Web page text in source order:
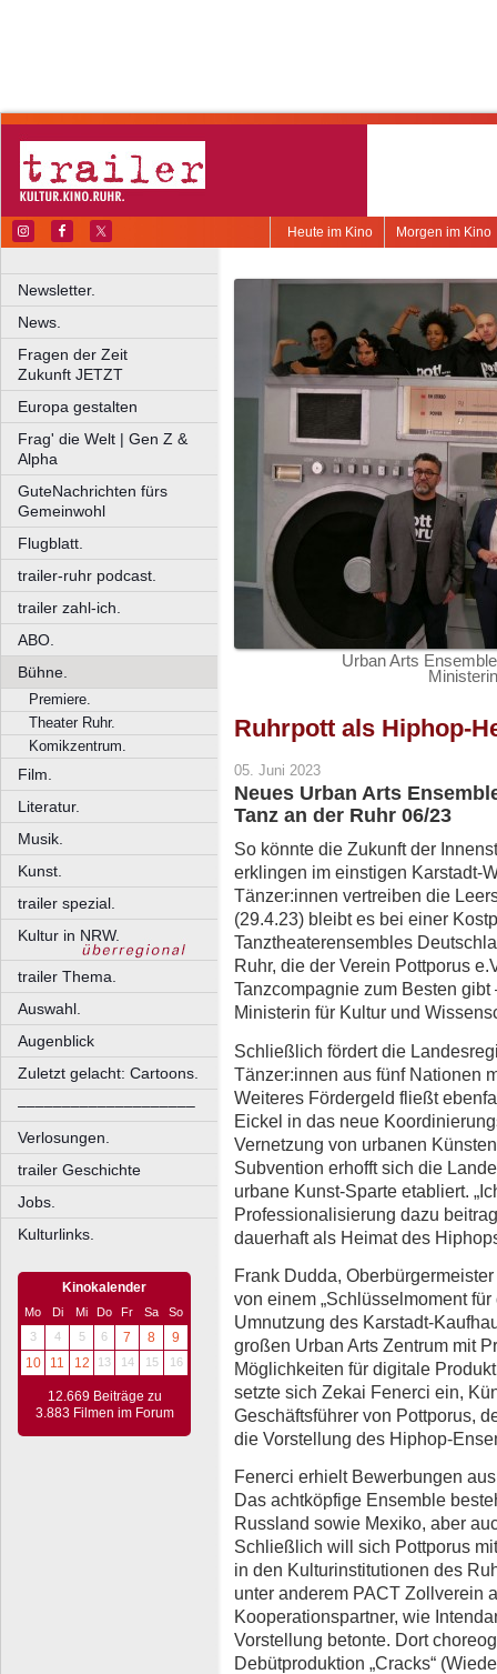
Morgen im Kino
Heute im Kino
Newsletter.
News.
Fragen der Zeit
Zukunft JETZT
Europa gestalten
Frag' die Welt | Gen Z &
Alpha
GuteNachrichten fürs
Gemeinwohl
Flugblatt.
trailer-ruhr podcast.
trailer zahl-ich.
ABO.
Bühne.
Premiere.
Theater Ruhr.
Komikzentrum.
Film.
Literatur.
Musik.
Kunst.
trailer spezial.
Kultur in NRW.
trailer Thema.
Auswahl.
Augenblick
Zuletzt gelacht: Cartoons.
––––––––––––––––––––
Verlosungen.
trailer Geschichte
Jobs.
Kulturlinks.
Kinokalender
Mo Di Mi Do Fr Sa
So
3
4 5 6 7 8
9
10
11 12 13 14 15 16
12.669 Beiträge zu
3.883 Filmen im Forum
Urban Arts
Ruhrpott als Hiphop-
05. Juni 2023
Neues Urban Arts
Tanz an der Ruhr 06/23
So könnte die Zukunft der
erklingen im einstigen Karstadt-
Tänzer:innen vertreiben die
(29.4.23) bleibt es bei einer
Tanztheaterensembles
Ruhr, die der Verein Pottporus
Tanzcompagnie zum Besten
Ministerin für Kultur und
Schließlich fördert die
Tänzer:innen aus fünf Nationen
Weiteres Fördergeld fließt
Eickel in das neue
Vernetzung von urbanen
Subvention erhofft sich die
urbane Kunst-Sparte etabliert.
Professionalisierung dazu
dauerhaft als Heimat des
Frank Dudda,
von einem „Schlüsselmoment
Umnutzung des Karstadt-
großen Urban Arts Zentrum mit
Möglichkeiten für digitale
setzte sich Zekai Fenerci ein,
Geschäftsführer von Pottporus,
die Vorstellung des Hiphop-
Fenerci erhielt Bewerbungen
Das achtköpfige Ensemble
Russland sowie Mexiko, aber
Schließlich will sich Pottporus
in den Kulturinstitutionen des
unter anderem PACT Zollverein
Kooperationspartner, wie
Vorstellung betonte. Dort
Debütproduktion „Cracks“